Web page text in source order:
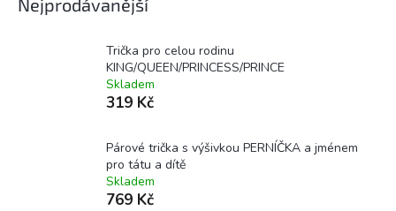
Nejprodávanější
Trička pro celou rodinu
KING/QUEEN/PRINCESS/PRINCE
Skladem
319 Kč
Párové trička s výšivkou PERNÍČKA a jménem
pro tátu a dítě
Skladem
769 Kč